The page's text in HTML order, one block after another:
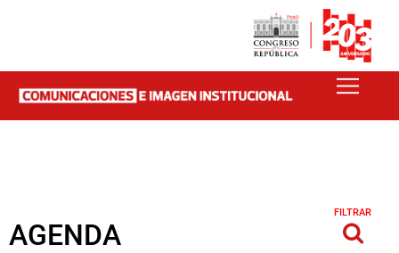
AGENDA
FILTRAR